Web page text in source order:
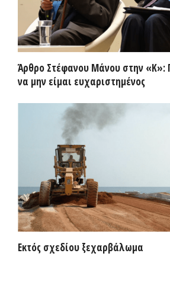
Άρθρο Στέφανου Μάνου στην «Κ»:
να μην είμαι ευχαριστημένος
Εκτός σχεδίου ξεχαρβάλωμα